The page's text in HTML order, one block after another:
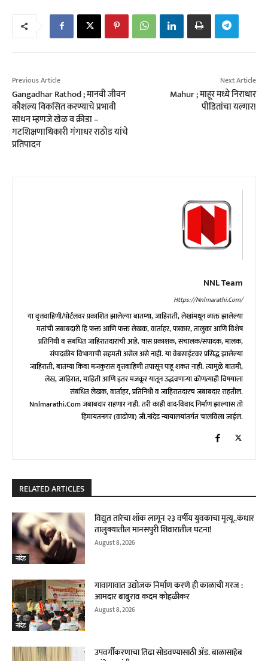
Previous Article
Gangadhar Rathod ; मानवी जीवन
कौशल्य विकसित करण्याचे प्रभावी
साधन म्हणजे खेळ व क्रीडा –
गटशिक्षणाधिकारी गंगाधर राठोड यांचे
प्रतिपादन
Next Article
Mahur ; माहूर मध्ये निराधार
पीडितांचा यल्गार!
NNL Team
Https://nnlmarathi.com/
या वृत्तवाहिणी/पोर्टलवर प्रकाशित झालेल्या बातम्या, जाहिराती, लेखांमधून व्यक्त झालेल्या
मतांची जबाबदारी हि फक्त आणि फक्त लेखक, वार्ताहर, पत्रकार, तालुका आणि विशेष
प्रतिनिधी व संबंधित जाहिरातदारांची आहे. यास प्रकाशक, संचालक/संपादक, मालक,
संपादकीय विभागाची सहमती असेल असे नाही. या वेबसाईटवर प्रसिद्ध झालेल्या
जाहिराती, बातम्या किंवा मजकुरास वृत्तवाहिणी तपासून पाहू शकत नाही. त्यामुळे बातमी,
लेख, जाहिरात, माहिती आणि इतर मजकूर यातून उद्भवणाऱ्या कोणत्याही विषयाला
संबंधित लेखक, वार्ताहर, प्रतिनिधी व जाहिरातदारच जबाबदार राहतील.
Nnlmarathi.com जबाबदार राहणार नाही. तरी काही वाद-विवाद निर्माण झाल्यास तो
हिमायतनगर (वाढोणा) जी.नांदेड न्यायालयांतर्गत चालविला जाईल.
RELATED ARTICLES
नांदेड
विद्युत तारेचा शॉक लागून २३ वर्षीय युवकाचा मृत्यू..कंधार
तालुक्यातील मानसपुरी शिवारातील घटना!
August 8, 2026
नांदेड
गावागावात उद्योजक निर्माण करणे ही काळाची गरज :
आमदार बाबुराव कदम कोहळीकर
August 8, 2026
उपवर्गीकरणाचा तिढा सोडवण्यासाठी ॲड. बाळासाहेब